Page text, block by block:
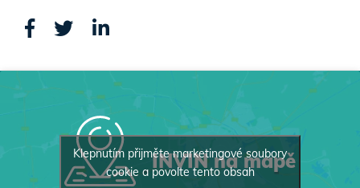
INVIN na mapě
Klepnutím přijměte marketingové soubory
cookie a povolte tento obsah